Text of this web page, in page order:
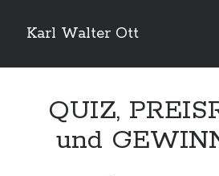
Karl Walter Ott
QUIZ,
und